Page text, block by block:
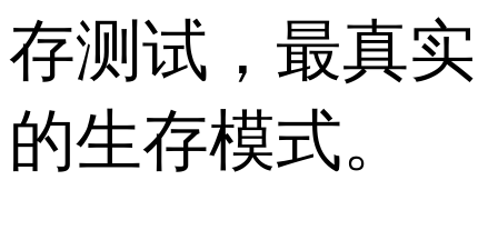
存测试，最真实
的生存模式。